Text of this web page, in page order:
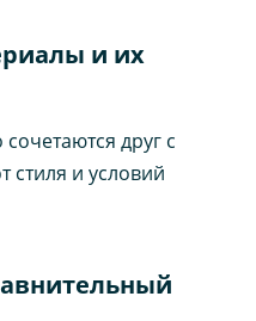
и их
друг с
стиля и условий